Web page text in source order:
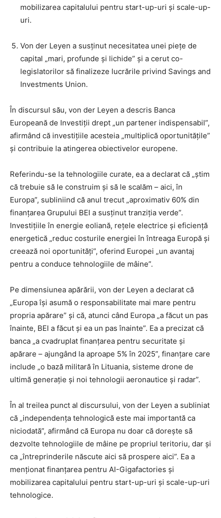
mobilizarea capitalului pentru start-up-uri și scale-up-
uri.
Von der Leyen a susținut necesitatea unei piețe de
capital „mari, profunde și lichide” și a cerut co-
legislatorilor să finalizeze lucrările privind Savings and
Investments Union.
În discursul său, von der Leyen a descris Banca
Europeană de Investiții drept „un partener indispensabil”,
afirmând că investițiile acesteia „multiplică oportunitățile”
și contribuie la atingerea obiectivelor europene.
Referindu-se la tehnologiile curate, ea a declarat că „știm
că trebuie să le construim și să le scalăm – aici, în
Europa”, subliniind că anul trecut „aproximativ 60% din
finanțarea Grupului BEI a susținut tranziția verde”.
Investițiile în energie eoliană, rețele electrice și eficiență
energetică „reduc costurile energiei în întreaga Europă și
creează noi oportunități”, oferind Europei „un avantaj
pentru a conduce tehnologiile de mâine”.
Pe dimensiunea apărării, von der Leyen a declarat că
„Europa își asumă o responsabilitate mai mare pentru
propria apărare” și că, atunci când Europa „a făcut un pas
înainte, BEI a făcut și ea un pas înainte”. Ea a precizat că
banca „a cvadruplat finanțarea pentru securitate și
apărare – ajungând la aproape 5% în 2025”, finanțare care
include „o bază militară în Lituania, sisteme drone de
ultimă generație și noi tehnologii aeronautice și radar”.
În al treilea punct al discursului, von der Leyen a subliniat
că „independența tehnologică este mai importantă ca
niciodată”, afirmând că Europa nu doar că dorește să
dezvolte tehnologiile de mâine pe propriul teritoriu, dar și
ca „întreprinderile născute aici să prospere aici”. Ea a
menționat finanțarea pentru AI-Gigafactories și
mobilizarea capitalului pentru start-up-uri și scale-up-uri
tehnologice.